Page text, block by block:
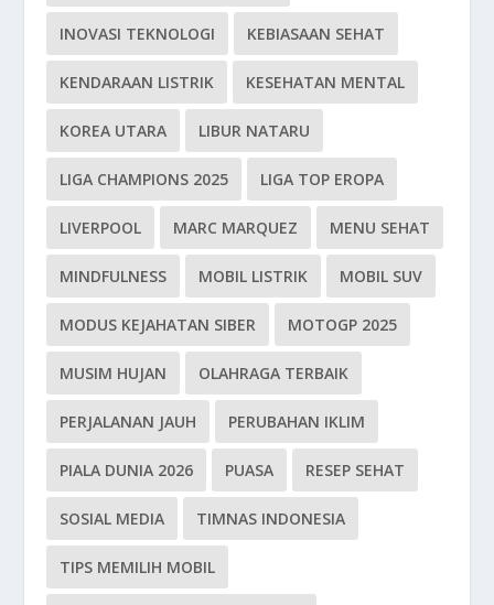
INOVASI TEKNOLOGI KEBIASAAN SEHAT
KENDARAAN LISTRIK KESEHATAN MENTAL
KOREA UTARA LIBUR NATARU
LIGA CHAMPIONS 2025 LIGA TOP EROPA
LIVERPOOL MARC MARQUEZ MENU SEHAT
MINDFULNESS MOBIL LISTRIK MOBIL SUV
MODUS KEJAHATAN SIBER MOTOGP 2025
MUSIM HUJAN OLAHRAGA TERBAIK
PERJALANAN JAUH PERUBAHAN IKLIM
PIALA DUNIA 2026 PUASA RESEP SEHAT
SOSIAL MEDIA TIMNAS INDONESIA
TIPS MEMILIH MOBIL